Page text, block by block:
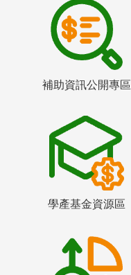
補助資訊公開專區
學產基金資源區